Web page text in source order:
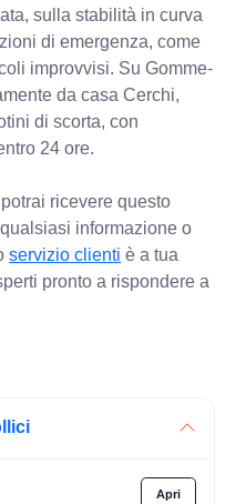
sulla stabilità in curva
di emergenza, come
improvvisi. Su Gomme-
da casa Cerchi,
di scorta, con
24 ore.
ricevere questo
informazione o
servizio clienti è a tua
pronto a rispondere a